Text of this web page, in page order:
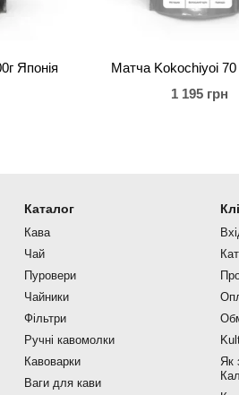
Японія
Матча Kokochiyoi 70
1 195 грн
Каталог
Кава
Чай
Пуровери
Чайники
Фільтри
Ручні кавомолки
Кавоварки
Ваги для кави
Як